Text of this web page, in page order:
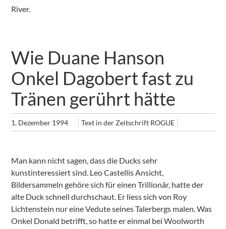
River.
Wie Duane Hanson
Onkel Dagobert fast zu
Tränen gerührt hätte
1. Dezember 1994 Text in der Zeitschrift ROGUE
Man kann nicht sagen, dass die Ducks sehr
kunstinteressiert sind. Leo Castellis Ansicht,
Bildersammeln gehöre sich für einen Trillionär, hatte der
alte Duck schnell durchschaut. Er liess sich von Roy
Lichtenstein nur eine Vedute seines Talerbergs malen. Was
Onkel Donald betrifft, so hatte er einmal bei Woolworth